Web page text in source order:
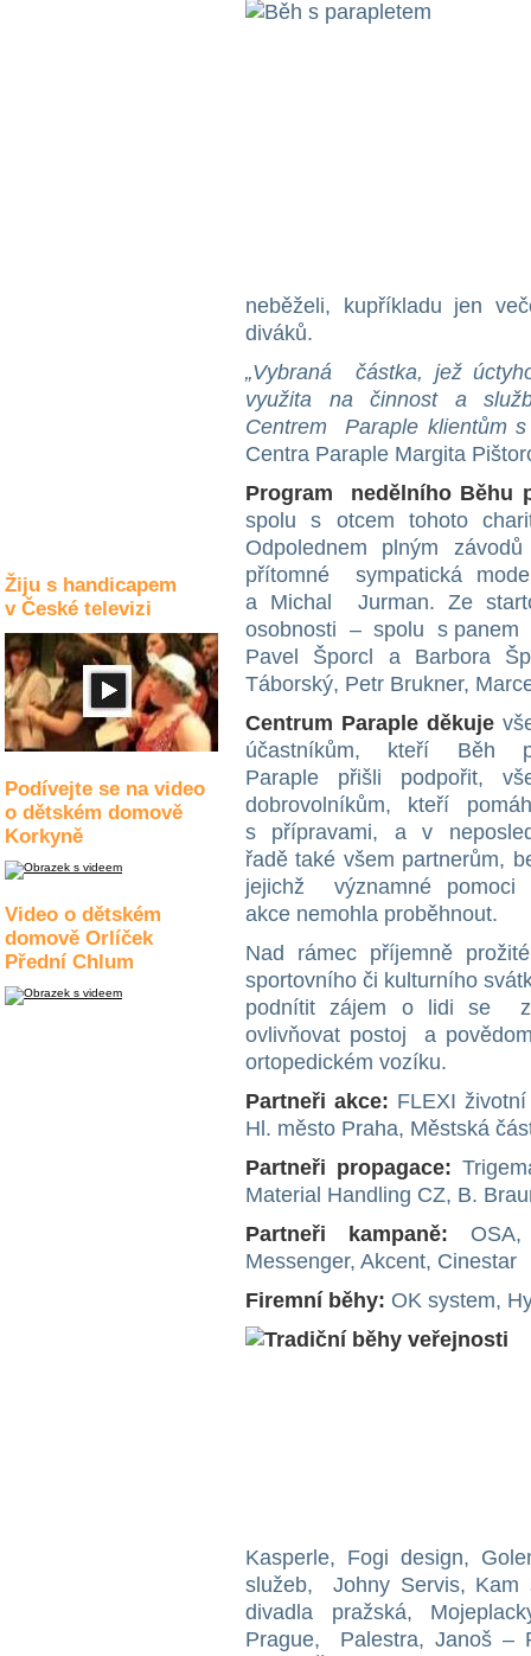
Žiju s handicapem
v České televizi
Podívejte se na video
o dětském domově
Korkyně
Video o dětském
domově Orlíček
Přední Chlum
neběželi, kupříkladu jen
diváků.
„Vybraná
částka, jež
využita
na činnost a
Centrem
Paraple klientům s
Centra Paraple Margita
Program
nedělního Běhu
spolu s otcem tohoto
Odpolednem plným
přítomné sympatická
a Michal Jurman. Ze
osobnosti – spolu s panem
Pavel Šporcl a Barbora
Táborský, Petr Brukner,
Centrum Paraple děkuje
účastníkům, kteří Běh
Paraple přišli podpořit,
dobrovolníkům, kteří
s přípravami, a v
řadě také všem partnerům,
jejichž významné pomoci
akce nemohla proběhnout.
Nad rámec příjemně
sportovního či kulturního
podnítit zájem o lidi se
ovlivňovat postoj a
ortopedickém vozíku.
Partneři akce: FLEXI
Hl. město Praha, Městská
Partneři propagace:
Material Handling CZ, B.
Partneři kampaně: OSA,
Messenger, Akcent, Cinestar
Firemní běhy: OK system,
Kasperle, Fogi design,
služeb, Johny Servis,
divadla pražská,
Prague, Palestra, Janoš –